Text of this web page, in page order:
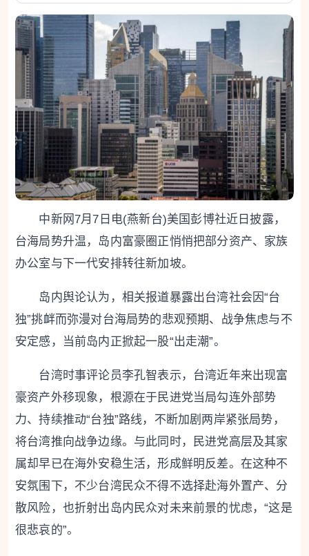
中新网7月7日电(燕新台)美国彭博社近日披露，
台海局势升温，岛内富豪圈正悄悄把部分资产、家族
办公室与下一代安排转往新加坡。
岛内舆论认为，相关报道暴露出台湾社会因“台
独”挑衅而弥漫对台海局势的悲观预期、战争焦虑与不
安定感，当前岛内正掀起一股“出走潮”。
台湾时事评论员李孔智表示，台湾近年来出现富
豪资产外移现象，根源在于民进党当局勾连外部势
力、持续推动“台独”路线，不断加剧两岸紧张局势，
将台湾推向战争边缘。与此同时，民进党高层及其家
属却早已在海外安稳生活，形成鲜明反差。在这种不
安氛围下，不少台湾民众不得不选择赴海外置产、分
散风险，也折射出岛内民众对未来前景的忧虑，“这是
很悲哀的”。